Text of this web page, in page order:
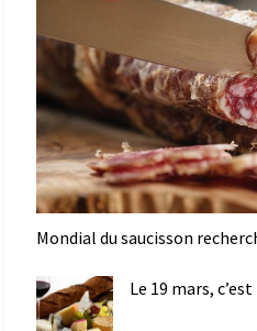
Mondial du saucisson
Le 19 mars,